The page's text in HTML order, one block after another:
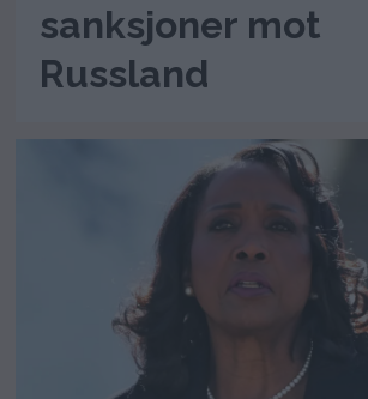
sanksjoner mot
Russland